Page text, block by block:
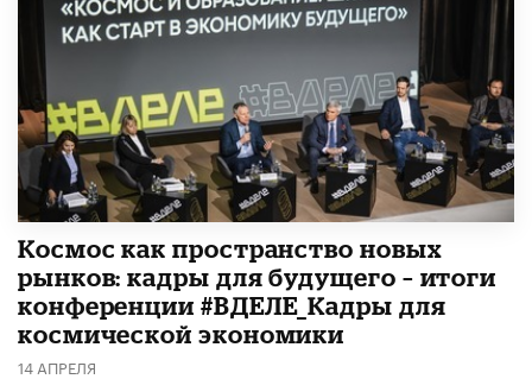
Космос как пространство новых
рынков: кадры для будущего – итоги
конференции #ВДЕЛЕ_Кадры для
космической экономики
14 АПРЕЛЯ